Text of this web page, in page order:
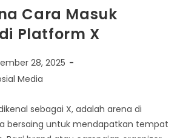
Cara Masuk
Platform X
28, 2025
Media
sebagai X, adalah arena di
bersaing untuk mendapatkan tempat